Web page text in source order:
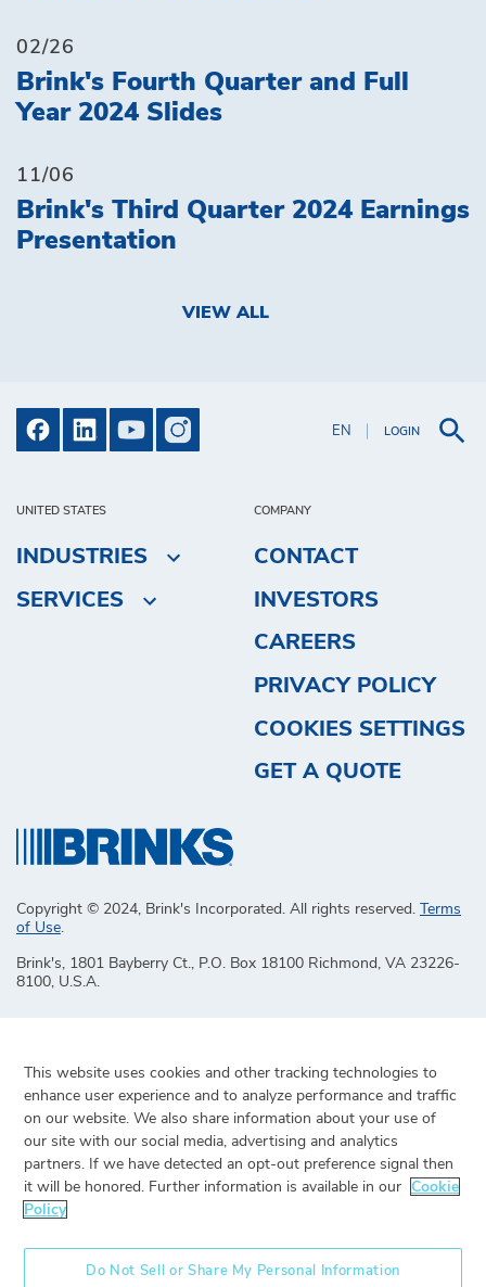
EN LOGIN
UNITED STATES
INDUSTRIES
SERVICES
COMPANY
CONTACT
INVESTORS
CAREERS
PRIVACY POLICY
COOKIES SETTINGS
GET A QUOTE
Copyright © 2024, Brink's Incorporated. All rights reserved.
Terms
of Use.
Brink's, 1801 Bayberry Ct., P.O. Box 18100 Richmond, VA 23226-
8100, U.S.A.
02/26
Brink's Fourth Quarter and Full
Year 2024 Slides
11/06
Brink's Third Quarter 2024 Earnings
Presentation
VIEW ALL
This website uses cookies and other tracking technologies to
enhance user experience and to analyze performance and traffic
on our website. We also share information about your use of
our site with our social media, advertising and analytics
partners. If we have detected an opt-out preference signal then
it will be honored. Further information is available in our Cookie
Policy
Do Not Sell or Share My Personal Information